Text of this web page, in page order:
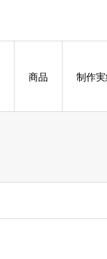
商品 制作